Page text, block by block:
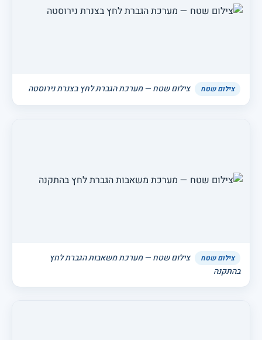
צילום שטח צילום שטח — מערכת הגברת לחץ בצנרת נירוסטה
צילום שטח
צילום שטח — מערכת משאבות הגברת לחץ
בהתקנה